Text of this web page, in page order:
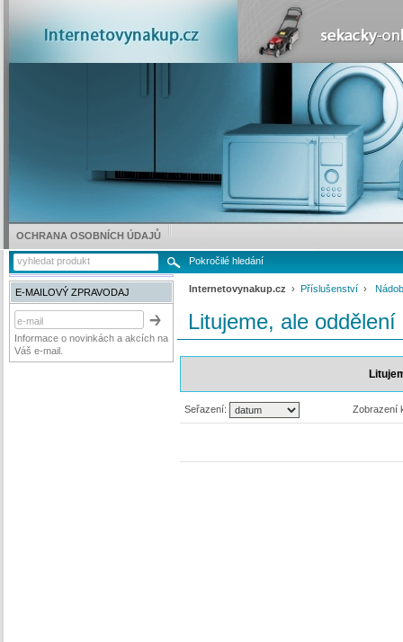
Internetovynakup.cz › Příslušenství ›
Litujeme, ale oddělení
Seřazení: Zobrazení
E-MAILOVÝ ZPRAVODAJ
Informace o novinkách a akcích na
Váš e-mail.
Pokročilé hledání
OCHRANA OSOBNÍCH ÚDAJŮ